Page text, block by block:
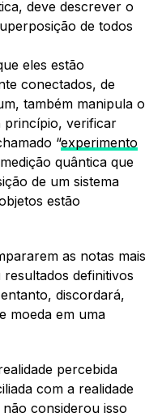
deve descrever o
de todos
eles estão
conectados, de
também manipula o
princípio, verificar
“experimento
quântica que
de um sistema
estão
as notas mais
definitivos
discordará,
moeda em uma
percebida
com a realidade
considerou isso